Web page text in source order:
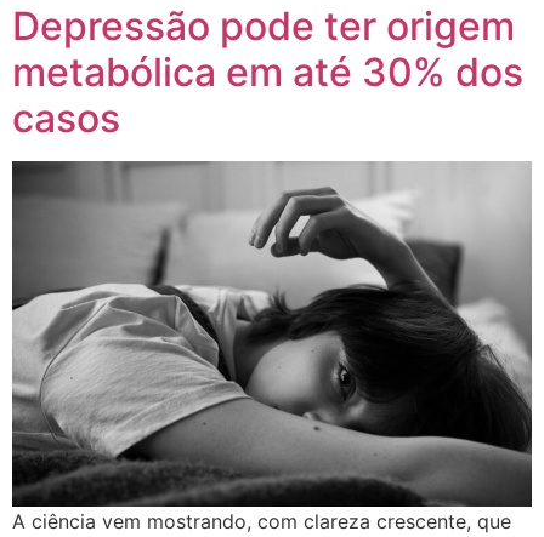
Depressão pode ter origem
metabólica em até 30% dos
casos
A ciência vem mostrando, com clareza crescente, que